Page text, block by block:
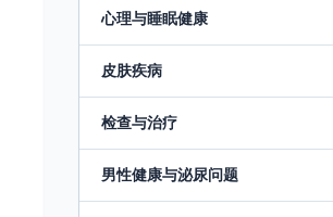
心理与睡眠健康
皮肤疾病
检查与治疗
男性健康与泌尿问题